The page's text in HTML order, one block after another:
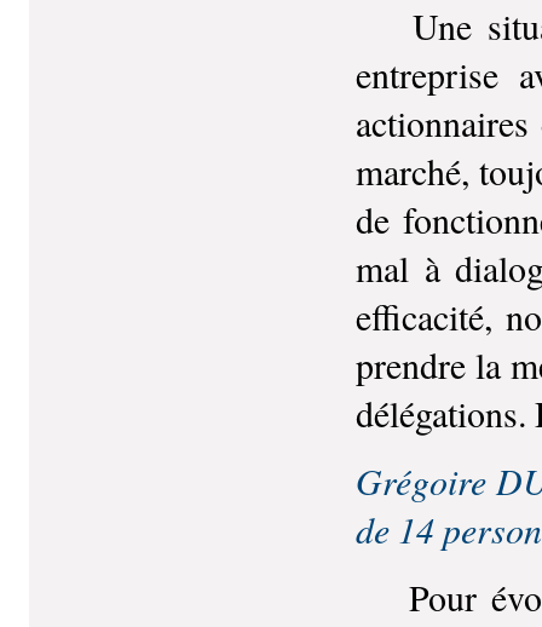
Une
entreprise
marché,
de
mal à
efficacité,
prendre la
délégations.
Grégoire
de 14
Pour